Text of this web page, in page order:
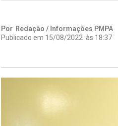
Por Redação / Informações PMPA
Publicado em 15/08/2022 às 18:37